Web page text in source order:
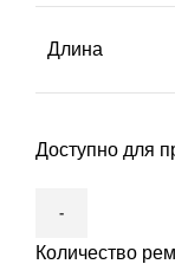
Длина
Доступно для
Количество